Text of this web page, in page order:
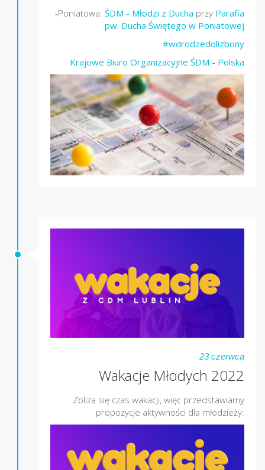
-Poniatowa: ŚDM - Młodzi z Ducha przy Parafia
pw. Ducha Świętego w Poniatowej
#wdrodzedolizbony
Krajowe Biuro Organizacyjne ŚDM - Polska
23 czerwca
Wakacje Młodych 2022
Zbliża się czas wakacji, więc przedstawiamy
propozycje aktywności dla młodzieży: